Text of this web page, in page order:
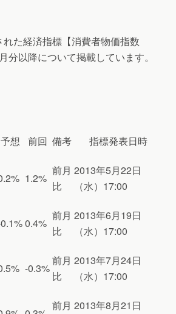
た経済指標【消費者物価指数
分以降について掲載しています。
予想 前回 備考 指標発表日時
1.2%
前月
比
2013年5月22日
（水）17:00
0.4%
前月
比
2013年6月19日
（水）17:00
-0.3%
前月
比
2013年7月24日
（水）17:00
前月 2013年8月21日